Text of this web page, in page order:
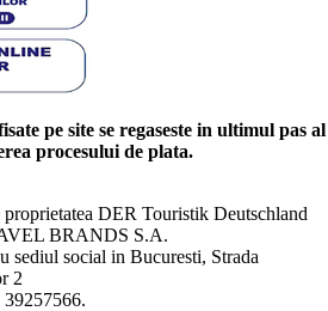
pe site se regaseste in ultimul pas al
procesului de plata.
DER Touristik Deutschland
BRANDS S.A.
social in Bucuresti, Strada
2